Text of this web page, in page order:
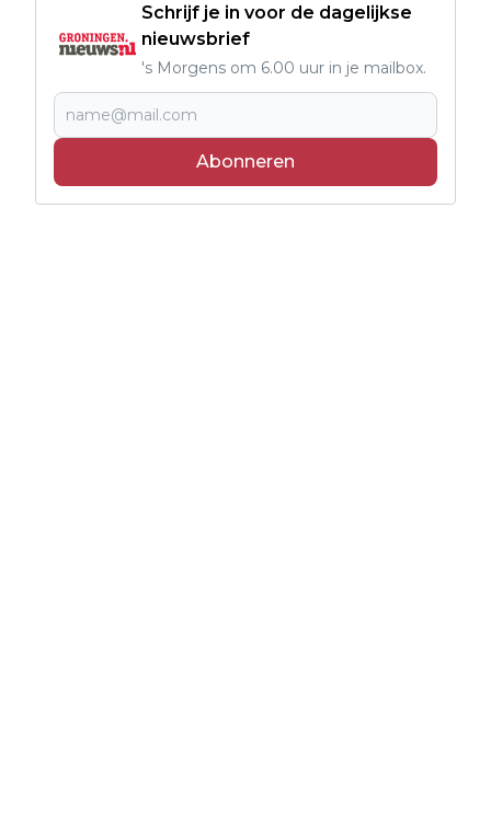
Schrijf je in voor de dagelijkse
nieuwsbrief
's Morgens om 6.00 uur in je mailbox.
Abonneren